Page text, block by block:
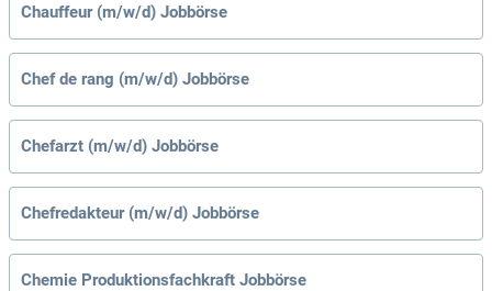
Chauffeur (m/w/d) Jobbörse
Chef de rang (m/w/d) Jobbörse
Chefarzt (m/w/d) Jobbörse
Chefredakteur (m/w/d) Jobbörse
Chemie Produktionsfachkraft Jobbörse